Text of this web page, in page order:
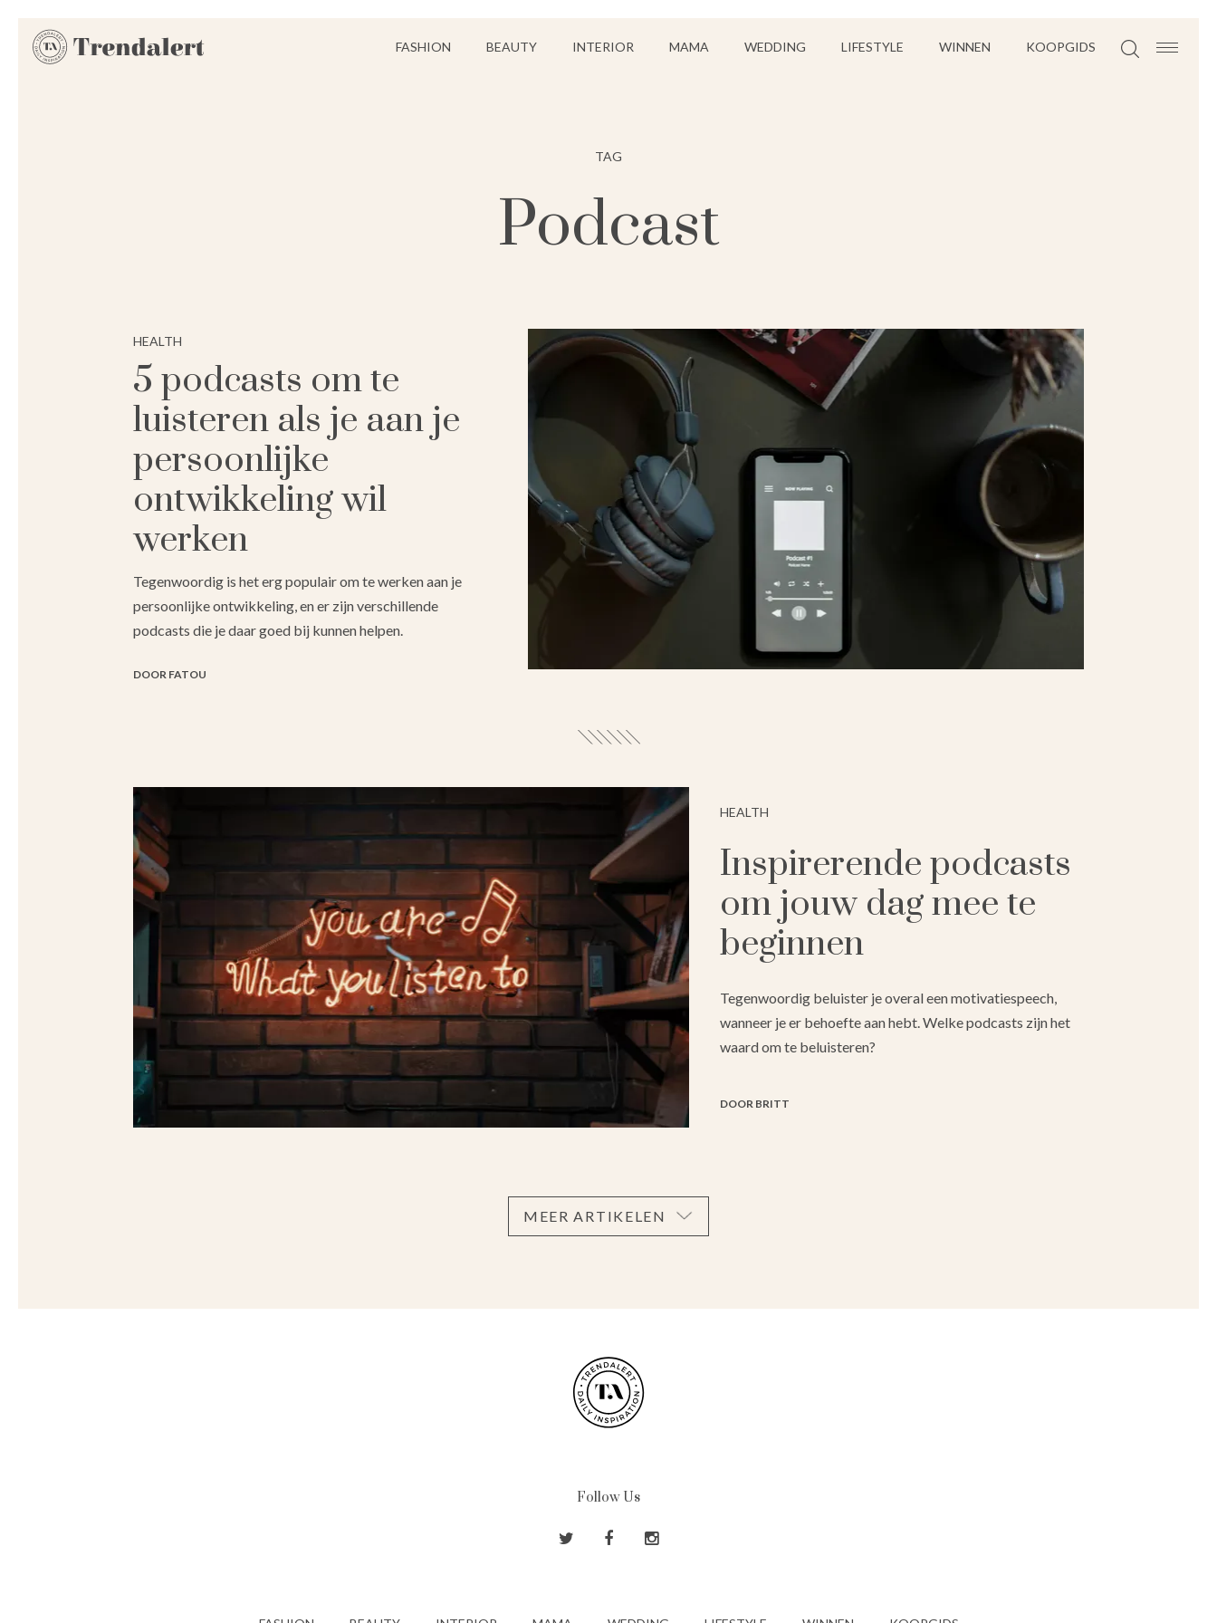
FASHION BEAUTY INTERIOR MAMA WEDDING LIFESTYLE WINNEN KOOPGIDS
TAG
Podcast
HEALTH
5 podcasts om te
luisteren als je aan je
persoonlijke
ontwikkeling wil
werken
Tegenwoordig is het erg populair om te werken aan je
persoonlijke ontwikkeling, en er zijn verschillende
podcasts die je daar goed bij kunnen helpen.
DOOR FATOU
HEALTH
Inspirerende podcasts
om jouw dag mee te
beginnen
Tegenwoordig beluister je overal een motivatiespeech,
wanneer je er behoefte aan hebt. Welke podcasts zijn het
waard om te beluisteren?
DOOR BRITT
MEER ARTIKELEN
Follow Us